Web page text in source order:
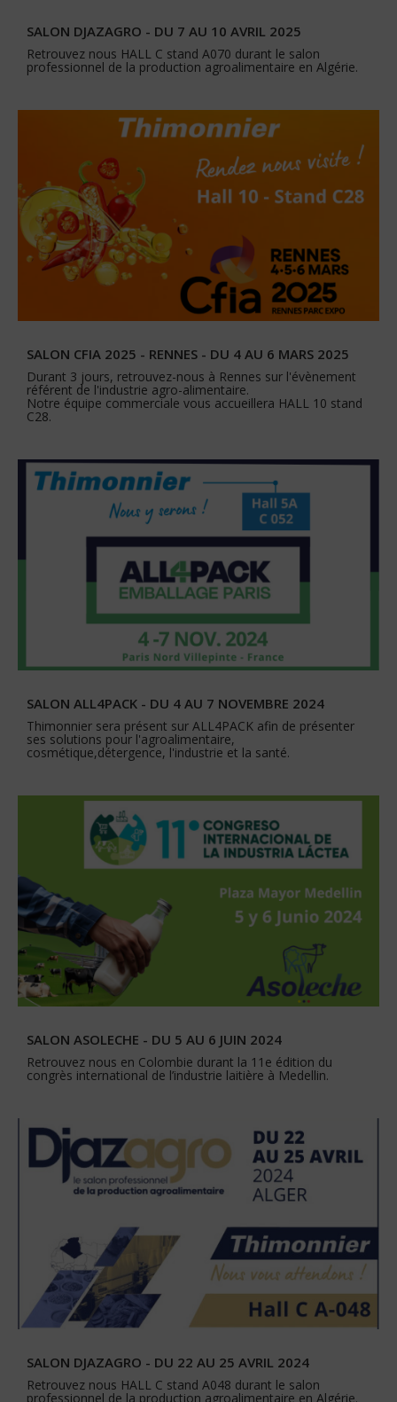
SALON DJAZAGRO - DU 7 AU 10 AVRIL 2025
Retrouvez nous HALL C stand A070 durant le salon
professionnel de la production agroalimentaire en Algérie.
SALON CFIA 2025 - RENNES - DU 4 AU 6 MARS 2025
Durant 3 jours, retrouvez-nous à Rennes sur l'évènement
référent de l'industrie agro-alimentaire.
Notre équipe commerciale vous accueillera HALL 10 stand
C28.
SALON ALL4PACK - DU 4 AU 7 NOVEMBRE 2024
Thimonnier sera présent sur ALL4PACK afin de présenter
ses solutions pour l'agroalimentaire,
cosmétique,détergence, l'industrie et la santé.
SALON ASOLECHE - DU 5 AU 6 JUIN 2024
Retrouvez nous en Colombie durant la 11e édition du
congrès international de l’industrie laitière à Medellin.
SALON DJAZAGRO - DU 22 AU 25 AVRIL 2024
Retrouvez nous HALL C stand A048 durant le salon
professionnel de la production agroalimentaire en Algérie.